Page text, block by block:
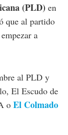
(PLD) en
que al partido
a
al PLD y
El Escudo de
o El Colmado